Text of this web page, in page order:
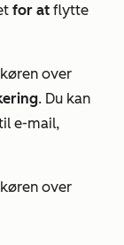
for at flytte
over
. Du kan
e-mail,
over